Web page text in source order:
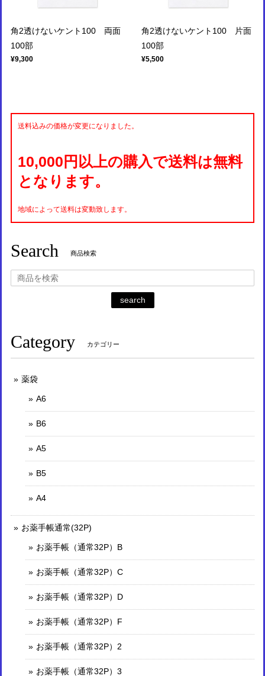
角2透けないケント100 両面
100部
¥9,300
角2透けないケント100 片面
100部
¥5,500
送料込みの価格が変更になりました。
10,000円以上の購入で送料は無料
となります。
地域によって送料は変動致します。
Search 商品検索
search
Category カテゴリー
薬袋
A6
B6
A5
B5
A4
お薬手帳通常(32P)
お薬手帳（通常32P）B
お薬手帳（通常32P）C
お薬手帳（通常32P）D
お薬手帳（通常32P）F
お薬手帳（通常32P）2
お薬手帳（通常32P）3